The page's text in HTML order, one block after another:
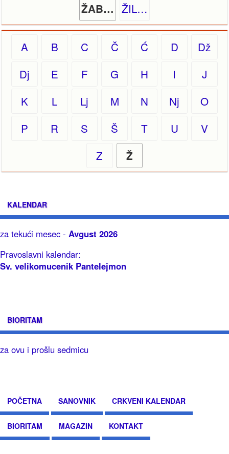
ŽAB… ŽIL…
A B C Č Ć D
Dž
Dj
E F G H I
J
K
L Lj M N Nj
O
P
R S Š T U
V
Z
Ž
KALENDAR
za tekući mesec - Avgust 2026
Pravoslavni kalendar:
Sv. velikomucenik Pantelejmon
BIORITAM
za ovu i prošlu sedmicu
POČETNA SANOVNIK CRKVENI KALENDAR
BIORITAM MAGAZIN KONTAKT